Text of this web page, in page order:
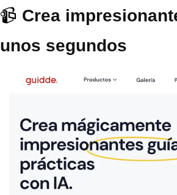
📹 Crea
unos segundos